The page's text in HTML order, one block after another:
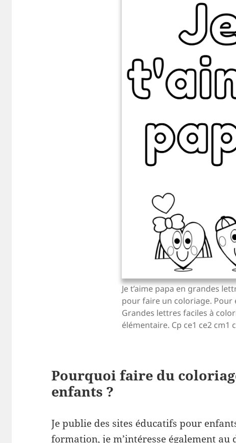
Je t’aime papa en grandes
pour faire un coloriage. Pour
Grandes lettres faciles à
élémentaire. Cp ce1 ce2 cm1
Pourquoi faire du
enfants ?
Je publie des sites éducatifs pour
formation, je m’intéresse également au